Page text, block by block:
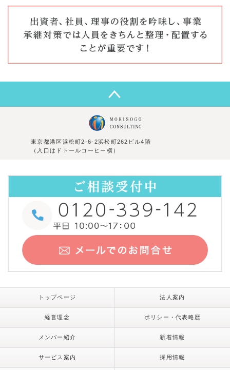
東京都港区浜松町2-6-2浜松町262ビル4階
（入口はドトールコーヒー横）
トップページ 法人案内
経営理念 ポリシー・代表略歴
メンバー紹介 新着情報
サービス案内 採用情報